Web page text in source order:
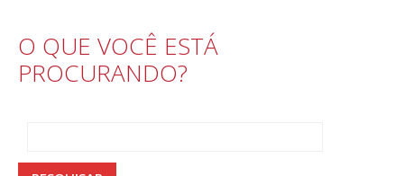
O QUE VOCÊ ESTÁ
PROCURANDO?